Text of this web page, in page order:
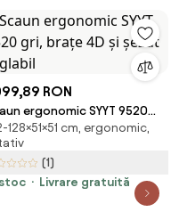
Umeras, Full Mesh, Gri
RON
ergonomic SYYT 9520
brațe 4D și șezut reglabil
128×51×51 cm, ergonomic,
(1)
stoc
Livrare gratuită